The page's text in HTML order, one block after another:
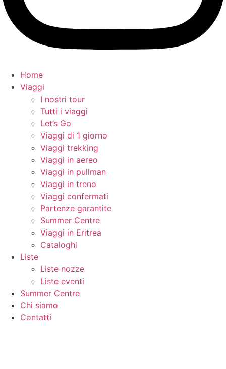
Home
Viaggi
I nostri tour
Tutti i viaggi
Let’s Go
Viaggi di 1 giorno
Viaggi trekking
Viaggi in aereo
Viaggi in pullman
Viaggi in treno
Viaggi confermati
Partenze garantite
Summer Centre
Viaggi in Eritrea
Cataloghi
Liste
Liste nozze
Liste eventi
Summer Centre
Chi siamo
Contatti